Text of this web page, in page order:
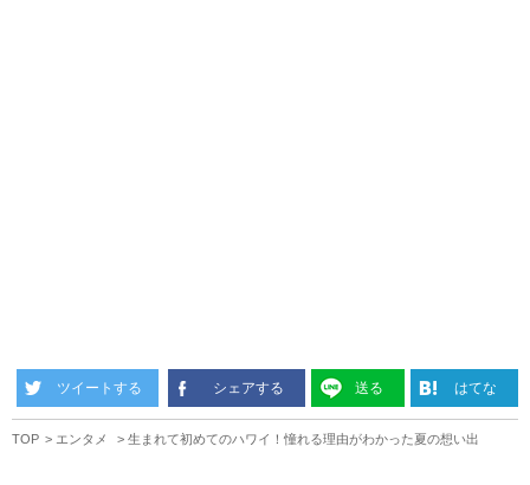
ツイートする シェアする 送る はてな
TOP エンタメ 生まれて初めてのハワイ！憧れる理由がわかった夏の想い出